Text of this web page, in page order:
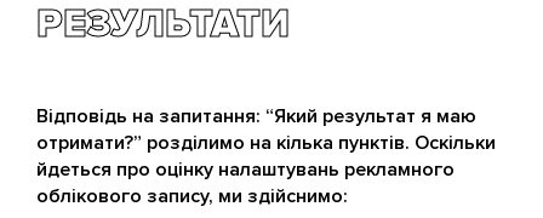
РЕЗУЛЬТАТИ
Відповідь на запитання: “Який результат я маю
отримати?” розділимо на кілька пунктів. Оскільки
йдеться про оцінку налаштувань рекламного
облікового запису, ми здійснимо: